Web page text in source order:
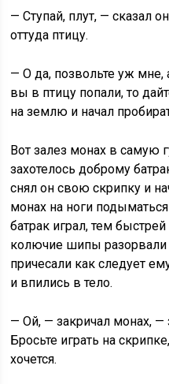
— Ступай, плут, — сказал
оттуда птицу.
— О да, позвольте уж мне,
вы в птицу попали, то
на землю и начал
Вот залез монах в самую
захотелось доброму
снял он свою скрипку и
монах на ноги
батрак играл, тем
колючие шипы разорвали
причесали как следует
и впились в тело.
— Ой, — закричал монах, —
Бросьте играть на
хочется.